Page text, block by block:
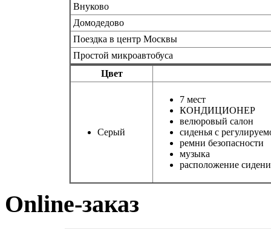
Внуково
Домодедово
Поездка в центр Москвы
Простой микроавтобуса
Цвет
Серый
7 мест
КОНДИЦИОНЕР
велюровый салон
сиденья с
ремни безопасности
музыка
расположение
Online-заказ